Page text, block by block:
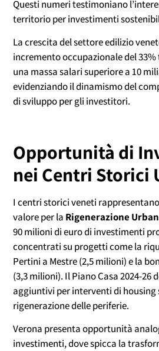
Questi numeri testimoniano
territorio per investimenti
La crescita del settore edilizio
incremento occupazionale del 33%
una massa salari superiore a 10
evidenziando il dinamismo del
di sviluppo per gli investitori.
Opportunità di
nei Centri Storici
I centri storici veneti
valore per la Rigenerazione
90 milioni di euro di investimenti
concentrati su progetti come la
Pertini a Mestre (2,5 milioni) e la
(3,3 milioni). Il Piano Casa 2024-26
aggiuntivi per interventi di housing
rigenerazione delle periferie.
Verona presenta opportunità
investimenti, dove spicca la